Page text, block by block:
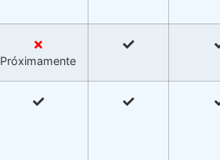
Próximamente